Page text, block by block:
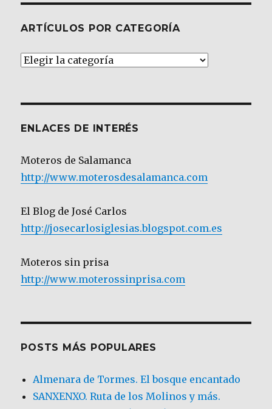
ARTÍCULOS POR CATEGORÍA
Artículos
ENLACES DE INTERÉS
Moteros de Salamanca
http://www.moterosdesalamanca.com
El Blog de José Carlos
http://josecarlosiglesias.blogspot.com.es
Moteros sin prisa
http://www.moterossinprisa.com
POSTS MÁS POPULARES
Almenara de Tormes. El bosque encantado
SANXENXO. Ruta de los Molinos y más.